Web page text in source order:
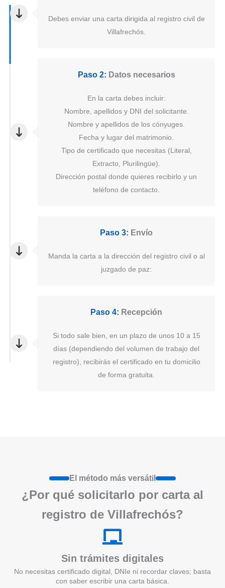
Debes enviar una carta dirigida al registro civil de
Villafrechós.
Paso 2: Datos necesarios
En la carta debes incluir:
Nombre, apellidos y DNI del solicitante.
Nombre y apellidos de los cónyuges.
Fecha y lugar del matrimonio.
Tipo de certificado que necesitas (Literal,
Extracto, Plurilingüe).
Dirección postal donde quieres recibirlo y un
teléfono de contacto.
Paso 3: Envío
Manda la carta a la dirección del registro civil o al
juzgado de paz:
Paso 4: Recepción
Si todo sale bien, en un plazo de unos 10 a 15
días (dependiendo del volumen de trabajo del
registro), recibirás el certificado en tu domicilio
de forma gratuita.
El método más versátil
¿Por qué solicitarlo por carta al
registro de Villafrechós?
Sin trámites digitales
No necesitas certificado digital, DNIe ni recordar claves; basta
con saber escribir una carta básica.